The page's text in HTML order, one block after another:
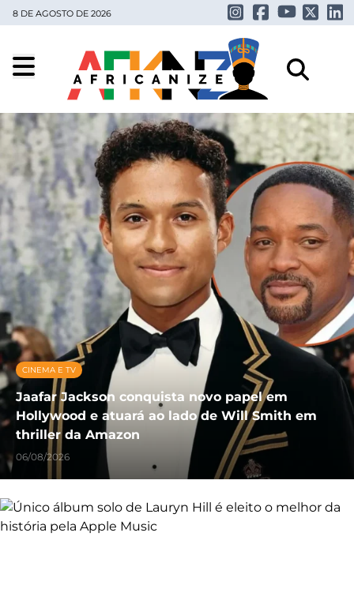
8 DE AGOSTO DE 2026
CINEMA E TV
Jaafar Jackson conquista novo papel em
Hollywood e atuará ao lado de Will Smith em
thriller da Amazon
06/08/2026